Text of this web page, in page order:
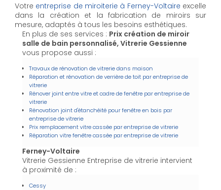
Votre entreprise de miroiterie à Ferney-Voltaire excelle
dans la création et la fabrication de miroirs sur
mesure, adaptés à tous les besoins esthétiques.
En plus de ses services : Prix création de miroir
salle de bain personnalisé, Vitrerie Gessienne
vous propose aussi :
Travaux de rénovation de vitrerie dans maison
Réparation et rénovation de verrière de toit par entreprise de
vitrerie
Rénover joint entre vitre et cadre de fenêtre par entreprise de
vitrerie
Rénovation joint d'étanchéité pour fenêtre en bois par
entreprise de vitrerie
Prix remplacement vitre cassée par entreprise de vitrerie
Réparation vitre fenêtre cassée par entreprise de vitrerie
Ferney-Voltaire
Vitrerie Gessienne Entreprise de vitrerie intervient
à proximité de :
Cessy